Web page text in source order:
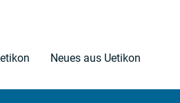
Neues aus Uetikon